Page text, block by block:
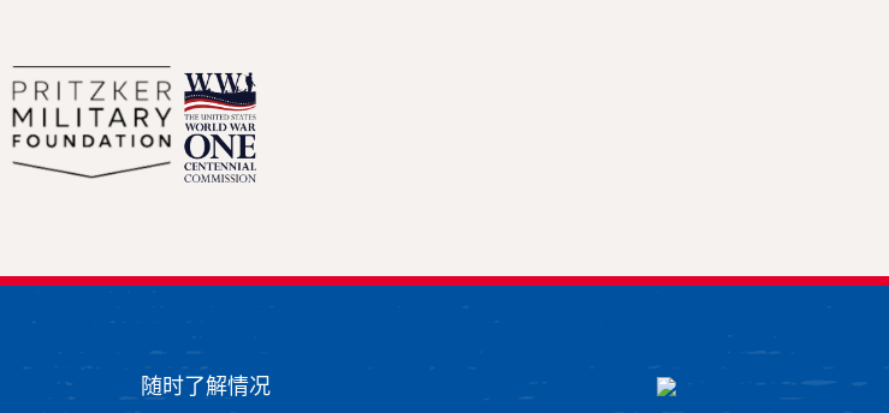
随时了解情况